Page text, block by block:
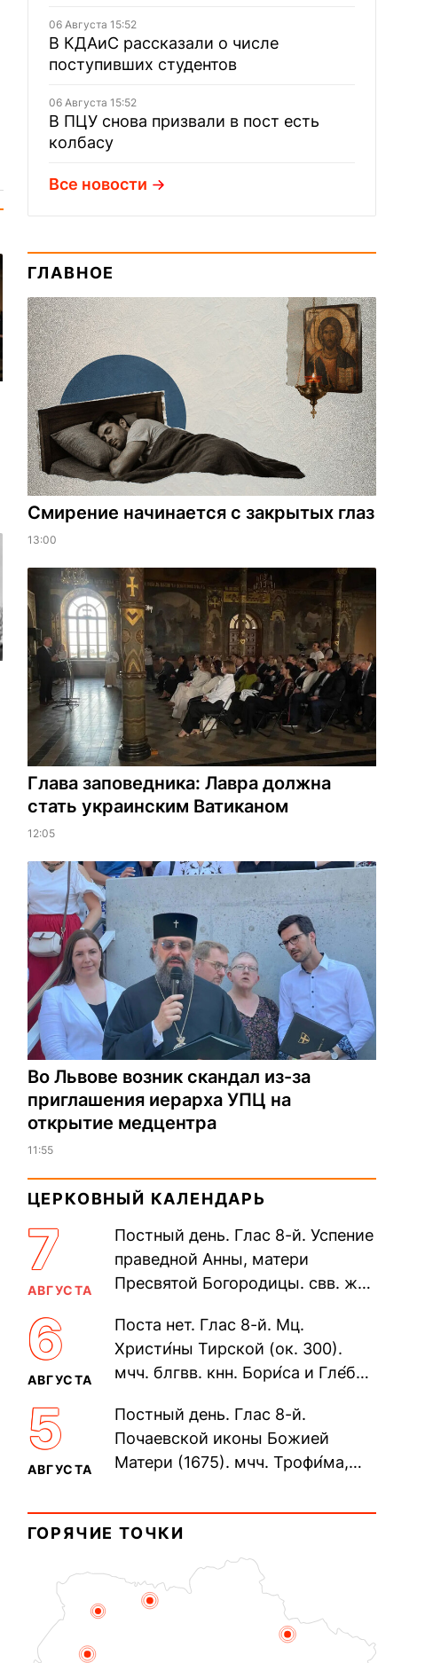
06 Августа 15:52
В КДАиС рассказали о числе
поступивших студентов
06 Августа 15:52
В ПЦУ снова призвали в пост есть
колбасу
Все новости
ГЛАВНОЕ
Смирение начинается с закрытых глаз
13:00
Глава заповедника: Лавра должна
стать украинским Ватиканом
12:05
Во Львове возник скандал из-за
приглашения иерарха УПЦ на
открытие медцентра
11:55
ЦЕРКОВНЫЙ КАЛЕНДАРЬ
7
АВГУСТА
Постный день. Глас 8-й. Успение
праведной Анны, матери
Пресвятой Богородицы. свв. жен
прп. Евпракси́и девы,...
6
АВГУСТА
Поста нет. Глас 8-й. Мц.
Христи́ны Тирской (ок. 300).
мчч. блгвв. кнн. Бори́са и Гле́ба,
Дави́да (1015). Прп....
5
АВГУСТА
Постный день. Глас 8-й.
Почаевской иконы Божией
Матери (1675). мчч. Трофи́ма,
мучеников (284–305). прав.
воина Фео́дора...
ГОРЯЧИЕ ТОЧКИ